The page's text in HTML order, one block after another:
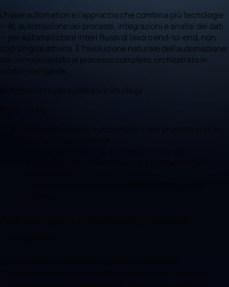
L'hyperautomation è l'approccio che combina più tecnologie
— AI, automazione dei processi, integrazioni e analisi dei dati
— per automatizzare interi flussi di lavoro end-to-end, non
solo singole attività. È l'evoluzione naturale dell'automazione:
dal compito isolato al processo completo, orchestrato in
modo intelligente.
HyperautomationStrategy